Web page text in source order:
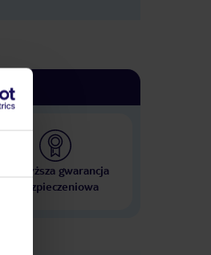
Najwyższa gwarancja
ubezpieczeniowa